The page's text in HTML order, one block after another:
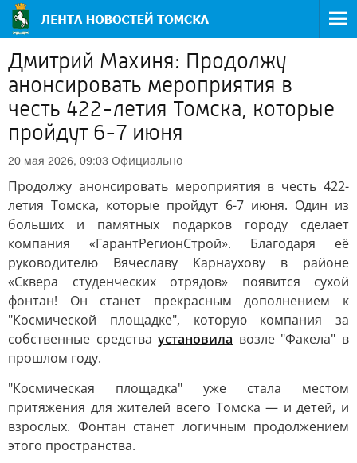
Дмитрий Махиня: Продолжу
анонсировать мероприятия в
честь 422-летия Томска, которые
пройдут 6-7 июня
20 мая 2026, 09:03 Официально
Продолжу анонсировать мероприятия в честь 422-
летия Томска, которые пройдут 6-7 июня. Один из
больших и памятных подарков городу сделает
компания «ГарантРегионСтрой». Благодаря её
руководителю Вячеславу Карнаухову в районе
«Сквера студенческих отрядов» появится сухой
фонтан! Он станет прекрасным дополнением к
"Космической площадке", которую компания за
собственные средстваустановила возле "Факела" в
прошлом году.
"Космическая площадка" уже стала местом
притяжения для жителей всего Томска — и детей, и
взрослых. Фонтан станет логичным продолжением
этого пространства.